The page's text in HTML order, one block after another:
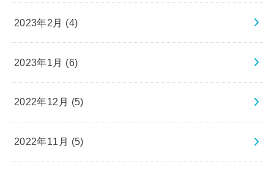
2023年2月 (4)
2023年1月 (6)
2022年12月 (5)
2022年11月 (5)